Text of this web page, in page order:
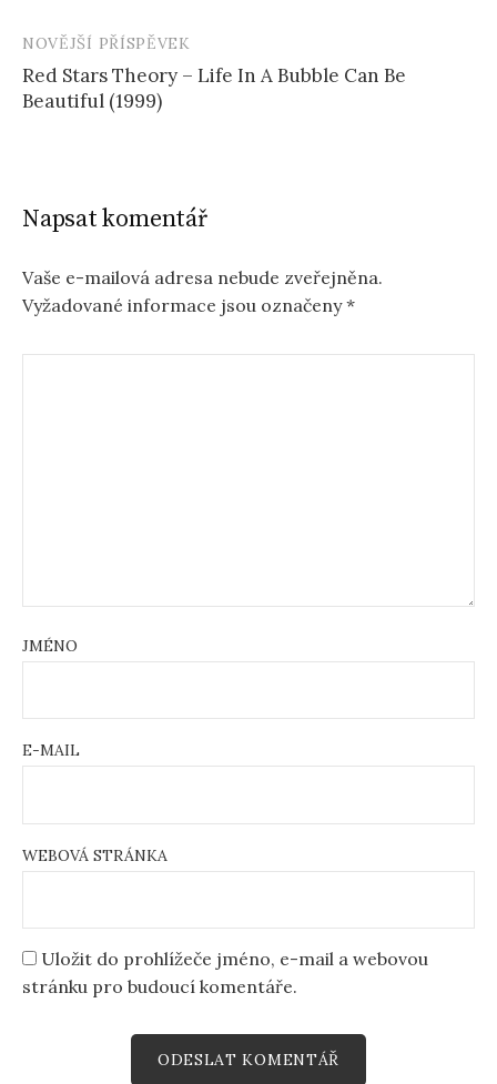
NOVĚJŠÍ PŘÍSPĚVEK
Red Stars Theory – Life In A Bubble Can Be
Beautiful (1999)
Napsat komentář
Vaše e-mailová adresa nebude zveřejněna.
Vyžadované informace jsou označeny*
JMÉNO
E-MAIL
WEBOVÁ STRÁNKA
Uložit do prohlížeče jméno, e-mail a webovou
stránku pro budoucí komentáře.